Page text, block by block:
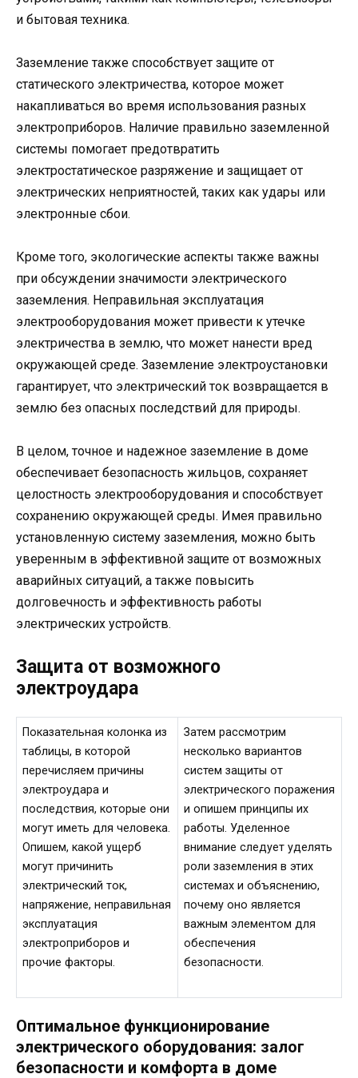
и бытовая техника.
Заземление также способствует защите от
статического электричества, которое может
накапливаться во время использования разных
электроприборов. Наличие правильно заземленной
системы помогает предотвратить
электростатическое разряжение и защищает от
электрических неприятностей, таких как удары или
электронные сбои.
Кроме того, экологические аспекты также важны
при обсуждении значимости электрического
заземления. Неправильная эксплуатация
электрооборудования может привести к утечке
электричества в землю, что может нанести вред
окружающей среде. Заземление электроустановки
гарантирует, что электрический ток возвращается в
землю без опасных последствий для природы.
В целом, точное и надежное заземление в доме
обеспечивает безопасность жильцов, сохраняет
целостность электрооборудования и способствует
сохранению окружающей среды. Имея правильно
установленную систему заземления, можно быть
уверенным в эффективной защите от возможных
аварийных ситуаций, а также повысить
долговечность и эффективность работы
электрических устройств.
Защита от возможного
электроудара
Показательная колонка из
таблицы, в которой
перечисляем причины
электроудара и
последствия, которые они
могут иметь для человека.
Опишем, какой ущерб
могут причинить
электрический ток,
напряжение, неправильная
эксплуатация
электроприборов и
прочие факторы.
Затем рассмотрим
несколько вариантов
систем защиты от
электрического поражения
и опишем принципы их
работы. Уделенное
внимание следует уделять
роли заземления в этих
системах и объяснению,
почему оно является
важным элементом для
обеспечения
безопасности.
Оптимальное функционирование
электрического оборудования: залог
безопасности и комфорта в доме